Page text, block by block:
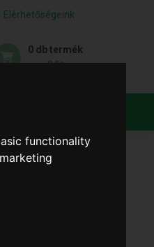
functionality
Elérhetőségeink
0 db termék
0 Ft